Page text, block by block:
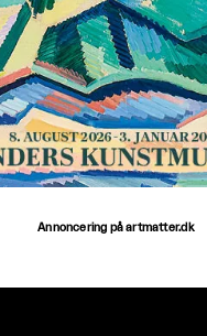
Annoncering på artmatter.dk